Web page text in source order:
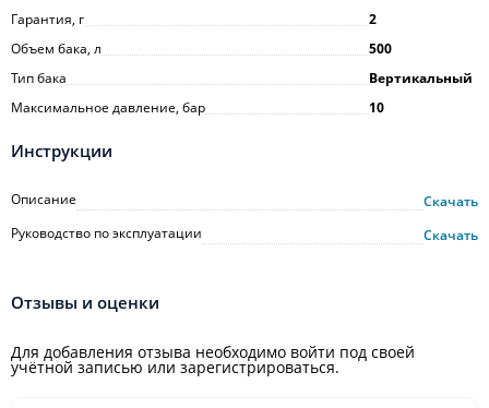
Гарантия, г
2
Объем бака, л
500
Тип бака
Вертикальный
Максимальное давление, бар
10
Инструкции
Описание
Скачать
Руководство по эксплуатации
Скачать
Отзывы и оценки
Для добавления отзыва необходимо войти под своей
учётной записью или зарегистрироваться.